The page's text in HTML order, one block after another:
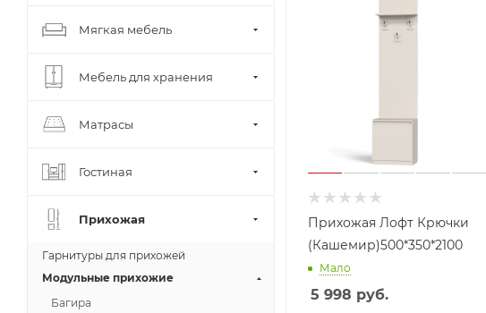
Прихожая Лофт Крючки
(Кашемир)500*350*2100
Мало
5 998 руб.
Мягкая мебель
Мебель для хранения
Матрасы
Гостиная
Прихожая
Гарнитуры для прихожей
Модульные прихожие
Багира